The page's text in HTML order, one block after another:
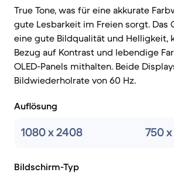
True Tone, was für eine akkurate
gute Lesbarkeit im Freien sorgt. Das
eine gute Bildqualität und Helligkeit,
Bezug auf Kontrast und lebendige
OLED-Panels mithalten. Beide
Bildwiederholrate von 60 Hz.
Auflösung
1080 x 2408 750
Bildschirm-Typ